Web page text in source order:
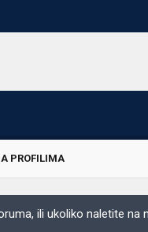
PROFILIMA
ili ukoliko naletite na